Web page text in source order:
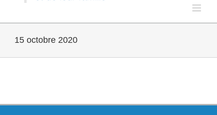
15 octobre 2020